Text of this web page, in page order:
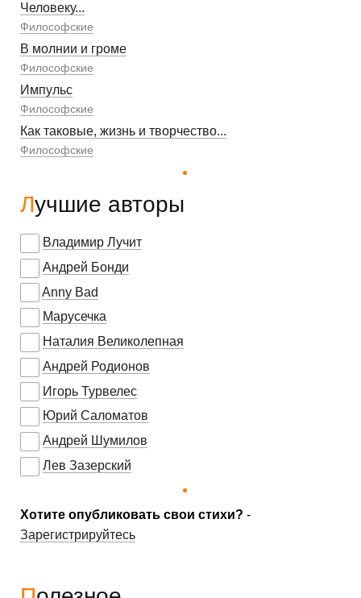
Человеку...
Философские
В молнии и громе
Философские
Импульс
Философские
Как таковые, жизнь и творчество...
Философские
Лучшие авторы
Владимир Лучит
Андрей Бонди
Anny Bad
Марусечка
Наталия Великолепная
Андрей Родионов
Игорь Турвелес
Юрий Саломатов
Андрей Шумилов
Лев Зазерский
Хотите опубликовать свои стихи? -
Зарегистрируйтесь